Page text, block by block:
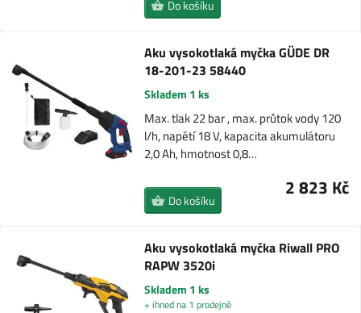
Do košíku
Aku vysokotlaká myčka GÜDE DR
18-201-23 58440
Skladem 1 ks
Max. tlak 22 bar , max. průtok vody 120
l/h, napětí 18 V, kapacita akumulátoru
2,0 Ah, hmotnost 0,8…
2 823 Kč
Do košíku
Aku vysokotlaká myčka Riwall PRO
RAPW 3520i
Skladem 1 ks
+ ihned na 1 prodejně